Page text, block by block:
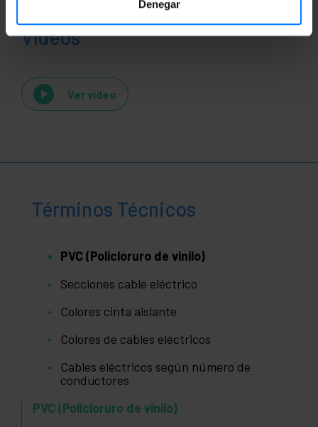
Denegar
Vídeos
Ver video
Términos Técnicos
PVC (Policloruro de vinilo)
Secciones cable eléctrico
Colores cinta aislante
Colores de cables eléctricos
Cables eléctricos según número de
conductores
PVC (Policloruro de vinilo)